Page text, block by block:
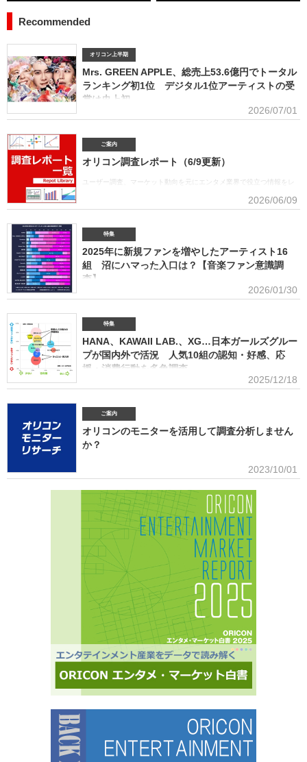
Recommended
オリコン上半期
Mrs. GREEN APPLE、総売上53.6億円でトータル
ランキング初1位 デジタル1位アーティストの受
賞は史上初
■アーティスト別セールス部門トータルランキング オリコンは7月1
ーティスト別セールス部門「トータルランキング」を発表。Mrs. GREEN APPLEが期間内総売
上53.6億円で、自身初の1位に輝いた。Mrs. GREEN APPLEはアーティスト別セールス部門
「デジタルランキング」では3年連続で上半期1位を獲得。安価なデジタルで1位を獲得したアー
ティストがトータルセールス1位を受賞するのは、オリコン史上初となった。GREEN
APPLE（左から）藤澤涼架（Key）、大森元貴（Vo／Gt）、若井滉斗（Gt） アーティスト別
セールス部門「トータルランキング」は、音楽ソフト【シングル、アルバム、ミュージック
2026/07/01
ご案内
オリコン調査レポート（6/9更新）
ユーザー調査、マーケット動向を元にエンタメ業界で役立つ情報をレ
調査 2026 価格戦略の策定、商品企画、値上げ検討時の判断材料とし
SNS・動画配信を横断したファン行動を分析。今後のマーケティング戦略に活用できる内容を
提供(2026年5月)アーティストグッズに関する調査2026「なぜ買うのか」「何が売れるのか」
「いくらまで買うのか」を明確化し、商品企画・価格設計・販売戦略に直結する示唆を提案
(2026年4月)ストリーミング影響分析分析（TikTok＆YouTube）2026TikTokトレンドがどのよ
うにストリーミングに影響を与えたかを、YouTubeの順位推移とともにグラフ化(2026年2月)音
楽パッケージの購入行動に関する調査
2026/06/09
特集
2025年に新規ファンを増やしたアーティスト16
組 沼にハマった入口は？【音楽ファン意識調
査】
ORICON BiZ onlineでは「2025年に好きになったアーティスト」のア
年、2024年に続いて5回目。直近2年の得票数はMrs. GREEN APPLEがダントツだったが、
2025年の音楽シーンにおいて最も多くの“新規ファン”を獲得したアーティストは誰だったの
か、得票数TOP15（13位が同率4組だったため計16組）を紹介する。 本調査は、2025年12
月12日～18日にインターネットで実施。10～50代男女の回答者全体（4576人）のうち、
「2025年1～12月の期間に初めて好きになった音楽アーティストはいますか（※2024年以前か
らずっと好きというアーティストは対象外）」との問いに「いる」と答えた人（1833人＝全体
2026/01/30
特集
HANA、KAWAII LAB.、XG…日本ガールズグルー
プが国内外で活況 人気10組の認知・好感、応
援・消費行動を多角調査
日本のガールズグループシーンでは近年、BMSG×ちゃんみながタッグ
グで鮮烈な初登場1位デビュー、アソビシステムからFRUITS ZIPPERを筆頭とするKAWAII
LAB.所属のグループがSNSを通じて続々と台頭、メンバー7人全員が日本人ながら海外を主戦
場としているXGの国内外での大旋風など活況をみせている。オリコンリサーチではガールズグ
ループ10組を対象とし、認知経路、イメージ、情報源、推し活・消費行動などを多角的に調査
1月以降の配信開始楽曲でストリーミング累積3000万回超えの作品がある】日本のガールズグ
2025/12/18
ご案内
オリコンのモニターを活用して調査分析しません
か？
■アンケート専用のモニター組織世の中に影響力を持つオリコン・ラン
キングに参加できることに、高いモチベーションを持つモニター。
※自らの声を届けようと、自由回答への記入が多い傾向にあります。■ライフスタイルセグメン
テーションを基にした調査が可能生活意識や志向性など日本人を価値観という視点から、予め
セグメントしたモニター調査が可能。■オリコングループならではの「エンタメ」に特化音楽ア
ーティスト・アイドル・俳優・女優・アナウンサー・ドラマ・ライブ・ゲーム…など、エンタ
メ分野のマーケティングリサーチの実績多数。■“オリコンランキング”のブランドをコンシュー
マ分野においても活用・アンケートモニターの意見をランキング化し、メディア展開・ビジネ
ス記事のエビデンスデータとして・定性データをoricon BiZ onlineに蓄積■様々なクライアント
様にご利用いただいております■活用事例 ●アーティストの現
2023/10/01